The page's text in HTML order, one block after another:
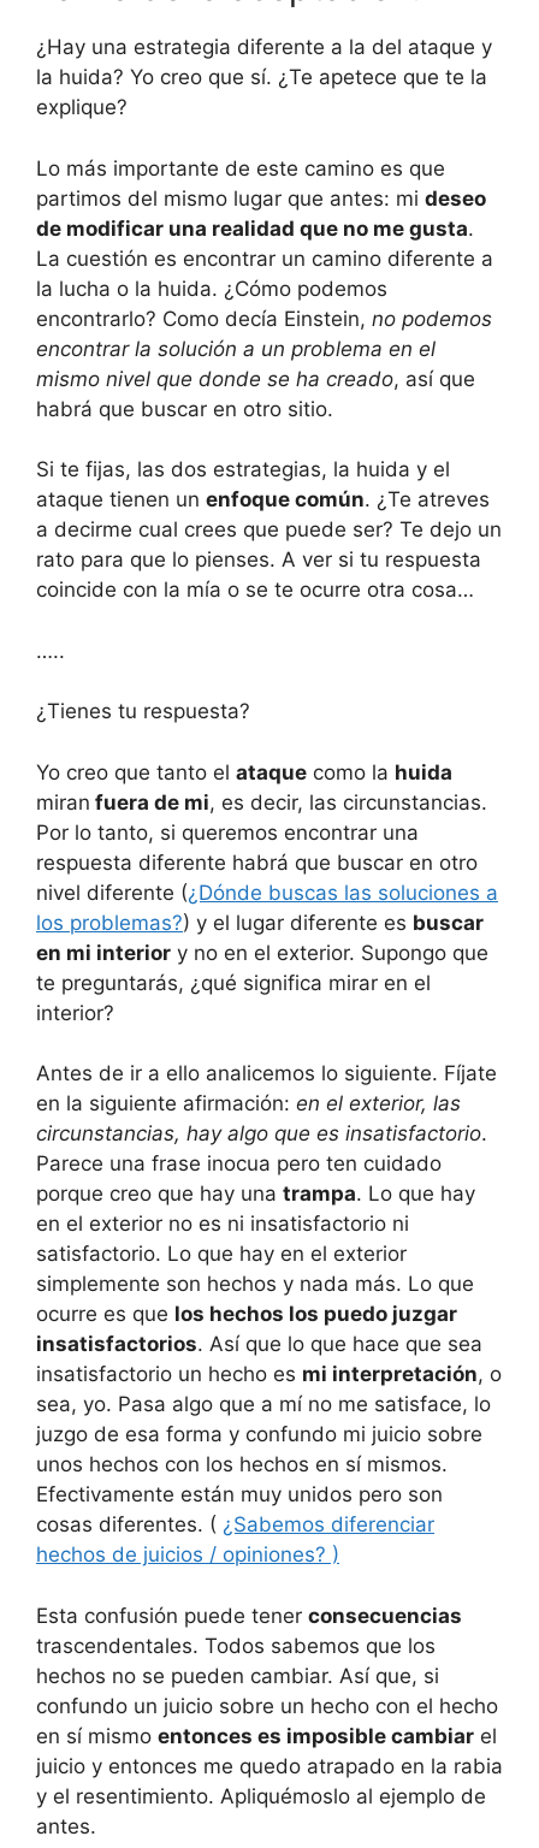
¿Hay una estrategia diferente a la del ataque y
la huida? Yo creo que sí. ¿Te apetece que te la
explique?
Lo más importante de este camino es que
partimos del mismo lugar que antes: mi deseo
de modificar una realidad que no me gusta.
La cuestión es encontrar un camino diferente a
la lucha o la huida. ¿Cómo podemos
encontrarlo? Como decía Einstein, no podemos
encontrar la solución a un problema en el
mismo nivel que donde se ha creado, así que
habrá que buscar en otro sitio.
Si te fijas, las dos estrategias, la huida y el
ataque tienen un enfoque común. ¿Te atreves
a decirme cual crees que puede ser? Te dejo un
rato para que lo pienses. A ver si tu respuesta
coincide con la mía o se te ocurre otra cosa…
…..
¿Tienes tu respuesta?
Yo creo que tanto el ataque como la huida
miran fuera de mi, es decir, las circunstancias.
Por lo tanto, si queremos encontrar una
respuesta diferente habrá que buscar en otro
nivel diferente (¿Dónde buscas las soluciones a
los problemas?) y el lugar diferente es buscar
en mi interior y no en el exterior. Supongo que
te preguntarás, ¿qué significa mirar en el
interior?
Antes de ir a ello analicemos lo siguiente. Fíjate
en la siguiente afirmación: en el exterior, las
circunstancias, hay algo que es insatisfactorio.
Parece una frase inocua pero ten cuidado
porque creo que hay una trampa. Lo que hay
en el exterior no es ni insatisfactorio ni
satisfactorio. Lo que hay en el exterior
simplemente son hechos y nada más. Lo que
ocurre es que los hechos los puedo juzgar
insatisfactorios. Así que lo que hace que sea
insatisfactorio un hecho es mi interpretación, o
sea, yo. Pasa algo que a mí no me satisface, lo
juzgo de esa forma y confundo mi juicio sobre
unos hechos con los hechos en sí mismos.
Efectivamente están muy unidos pero son
cosas diferentes. ( ¿Sabemos diferenciar
hechos de juicios / opiniones? )
Esta confusión puede tener consecuencias
trascendentales. Todos sabemos que los
hechos no se pueden cambiar. Así que, si
confundo un juicio sobre un hecho con el hecho
en sí mismo entonces es imposible cambiar el
juicio y entonces me quedo atrapado en la rabia
y el resentimiento. Apliquémoslo al ejemplo de
antes.